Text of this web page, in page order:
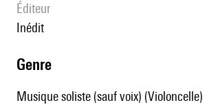
éditeur
Inédit
genre
Musique soliste (sauf voix) (Violoncelle)